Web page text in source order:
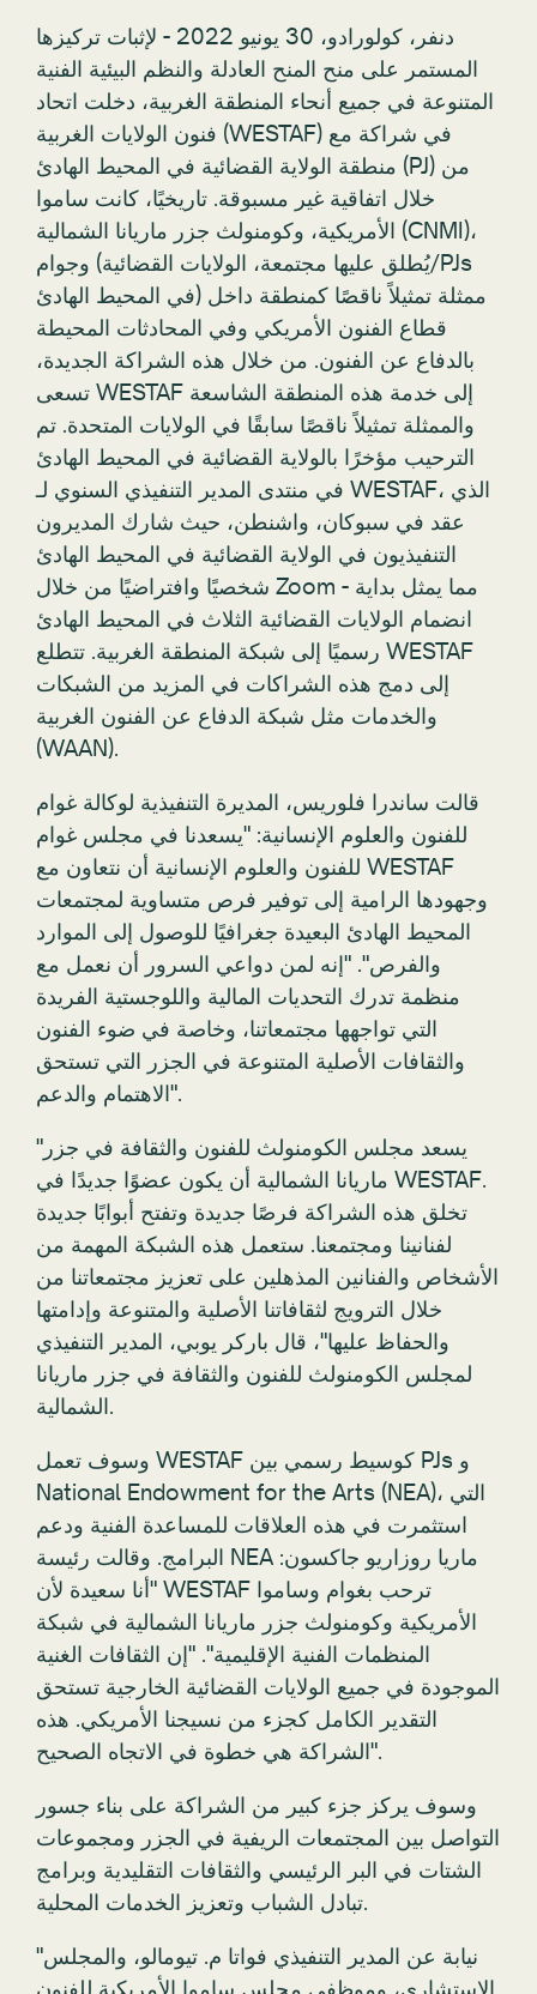
دنفر، كولورادو، 30 يونيو 2022 - لإثبات تركيزها
المستمر على منح المنح العادلة والنظم البيئية الفنية
المتنوعة في جميع أنحاء المنطقة الغربية، دخلت اتحاد
فنون الولايات الغربية (WESTAF) في شراكة مع
منطقة الولاية القضائية في المحيط الهادئ (PJ) من
خلال اتفاقية غير مسبوقة. تاريخيًا، كانت ساموا
الأمريكية، وكومنولث جزر ماريانا الشمالية (CNMI)،
وجوام (يُطلق عليها مجتمعة، الولايات القضائية/PJs
في المحيط الهادئ) ممثلة تمثيلاً ناقصًا كمنطقة داخل
قطاع الفنون الأمريكي وفي المحادثات المحيطة
بالدفاع عن الفنون. من خلال هذه الشراكة الجديدة،
تسعى WESTAF إلى خدمة هذه المنطقة الشاسعة
والممثلة تمثيلاً ناقصًا سابقًا في الولايات المتحدة. تم
الترحيب مؤخرًا بالولاية القضائية في المحيط الهادئ
في منتدى المدير التنفيذي السنوي لـ WESTAF، الذي
عقد في سبوكان، واشنطن، حيث شارك المديرون
التنفيذيون في الولاية القضائية في المحيط الهادئ
شخصيًا وافتراضيًا من خلال Zoom - مما يمثل بداية
انضمام الولايات القضائية الثلاث في المحيط الهادئ
رسميًا إلى شبكة المنطقة الغربية. تتطلع WESTAF
إلى دمج هذه الشراكات في المزيد من الشبكات
والخدمات مثل شبكة الدفاع عن الفنون الغربية
(WAAN).
قالت ساندرا فلوريس، المديرة التنفيذية لوكالة غوام
للفنون والعلوم الإنسانية: "يسعدنا في مجلس غوام
للفنون والعلوم الإنسانية أن نتعاون مع WESTAF
وجهودها الرامية إلى توفير فرص متساوية لمجتمعات
المحيط الهادئ البعيدة جغرافيًا للوصول إلى الموارد
والفرص". "إنه لمن دواعي السرور أن نعمل مع
منظمة تدرك التحديات المالية واللوجستية الفريدة
التي تواجهها مجتمعاتنا، وخاصة في ضوء الفنون
والثقافات الأصلية المتنوعة في الجزر التي تستحق
الاهتمام والدعم".
"يسعد مجلس الكومنولث للفنون والثقافة في جزر
ماريانا الشمالية أن يكون عضوًا جديدًا في WESTAF.
تخلق هذه الشراكة فرصًا جديدة وتفتح أبوابًا جديدة
لفنانينا ومجتمعنا. ستعمل هذه الشبكة المهمة من
الأشخاص والفنانين المذهلين على تعزيز مجتمعاتنا من
خلال الترويج لثقافاتنا الأصلية والمتنوعة وإدامتها
والحفاظ عليها"، قال باركر يوبي، المدير التنفيذي
لمجلس الكومنولث للفنون والثقافة في جزر ماريانا
الشمالية.
وسوف تعمل WESTAF كوسيط رسمي بين PJs و
National Endowment for the Arts (NEA)، التي
استثمرت في هذه العلاقات للمساعدة الفنية ودعم
البرامج. وقالت رئيسة NEA ماريا روزاريو جاكسون:
"أنا سعيدة لأن WESTAF ترحب بغوام وساموا
الأمريكية وكومنولث جزر ماريانا الشمالية في شبكة
المنظمات الفنية الإقليمية". "إن الثقافات الغنية
الموجودة في جميع الولايات القضائية الخارجية تستحق
التقدير الكامل كجزء من نسيجنا الأمريكي. هذه
الشراكة هي خطوة في الاتجاه الصحيح".
وسوف يركز جزء كبير من الشراكة على بناء جسور
التواصل بين المجتمعات الريفية في الجزر ومجموعات
الشتات في البر الرئيسي والثقافات التقليدية وبرامج
تبادل الشباب وتعزيز الخدمات المحلية.
"نيابة عن المدير التنفيذي فواتا م. تيومالو، والمجلس
الاستشاري، وموظفي مجلس ساموا الأمريكية للفنون